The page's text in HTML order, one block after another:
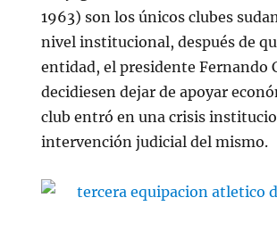
1963) son los únicos clubes
nivel institucional, después de
entidad, el presidente Fernando
decidiesen dejar de apoyar
club entró en una crisis
intervención judicial del mismo.